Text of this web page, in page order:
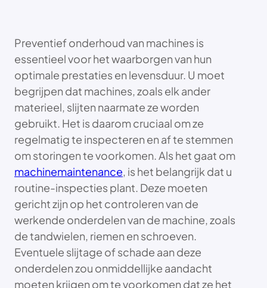
Preventief onderhoud van machines is
essentieel voor het waarborgen van hun
optimale prestaties en levensduur. U moet
begrijpen dat machines, zoals elk ander
materieel, slijten naarmate ze worden
gebruikt. Het is daarom cruciaal om ze
regelmatig te inspecteren en af te stemmen
om storingen te voorkomen. Als het gaat om
machinemaintenance, is het belangrijk dat u
routine-inspecties plant. Deze moeten
gericht zijn op het controleren van de
werkende onderdelen van de machine, zoals
de tandwielen, riemen en schroeven.
Eventuele slijtage of schade aan deze
onderdelen zou onmiddellijke aandacht
moeten krijgen om te voorkomen dat ze het